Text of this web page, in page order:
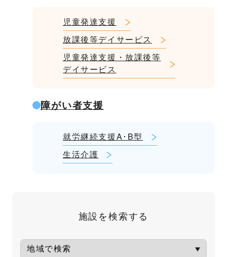
児童発達支援
放課後等デイサービス
児童発達支援・放課後等
デイサービス
障がい者支援
就労継続支援A･B型
生活介護
施設を検索する